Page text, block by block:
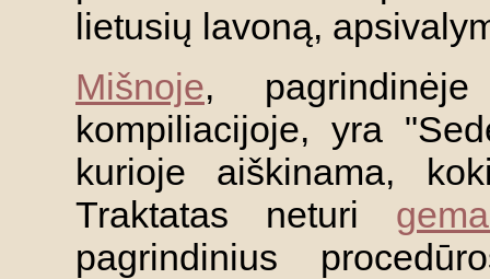
lietusių lavoną,
Mišnoje,
kompiliacijoje, yra
kurioje aiškinama,
Traktatas neturi
pagrindinius